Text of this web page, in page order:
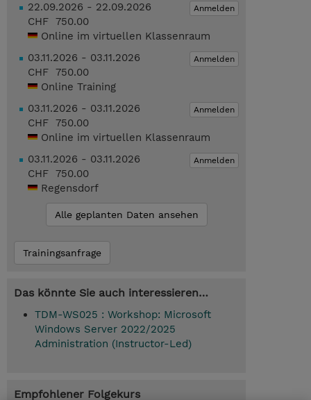
Anmelden
22.09.2026 - 22.09.2026
CHF 750.00
Online im virtuellen Klassenraum
Anmelden
03.11.2026 - 03.11.2026
CHF 750.00
Online Training
Anmelden
03.11.2026 - 03.11.2026
CHF 750.00
Online im virtuellen Klassenraum
Anmelden
03.11.2026 - 03.11.2026
CHF 750.00
Regensdorf
Alle geplanten Daten ansehen
Trainingsanfrage
Das könnte Sie auch interessieren…
TDM-WS025 : Workshop: Microsoft
Windows Server 2022/2025
Administration (Instructor-Led)
Empfohlener Folgekurs